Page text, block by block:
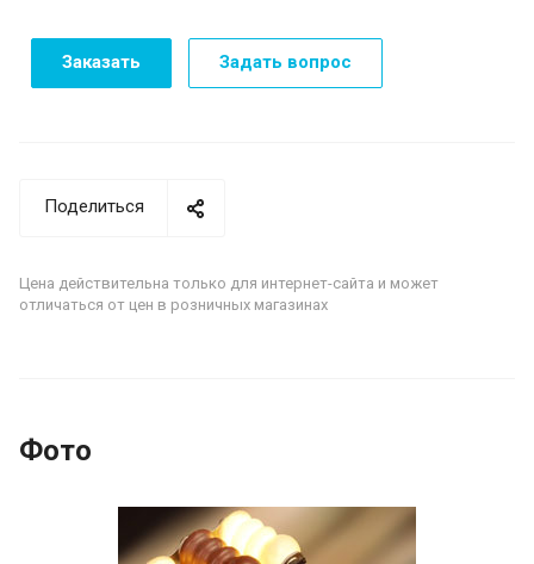
Заказать Задать вопрос
Поделиться
Цена действительна только для интернет-сайта и может
отличаться от цен в розничных магазинах
Фото